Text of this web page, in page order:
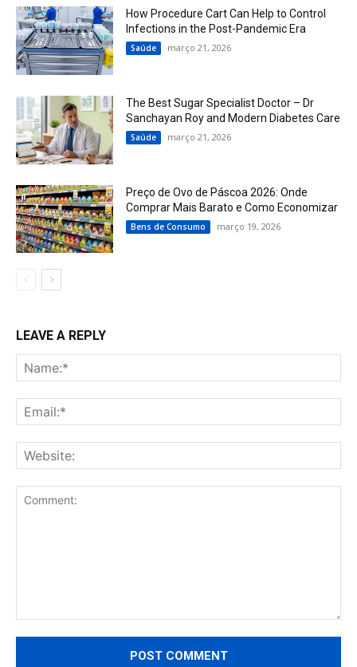
How Procedure Cart Can Help to Control
Infections in the Post-Pandemic Era
Saúde março 21, 2026
The Best Sugar Specialist Doctor – Dr
Sanchayan Roy and Modern Diabetes Care
Saúde março 21, 2026
Preço de Ovo de Páscoa 2026: Onde
Comprar Mais Barato e Como Economizar
Bens de Consumo março 19, 2026
LEAVE A REPLY